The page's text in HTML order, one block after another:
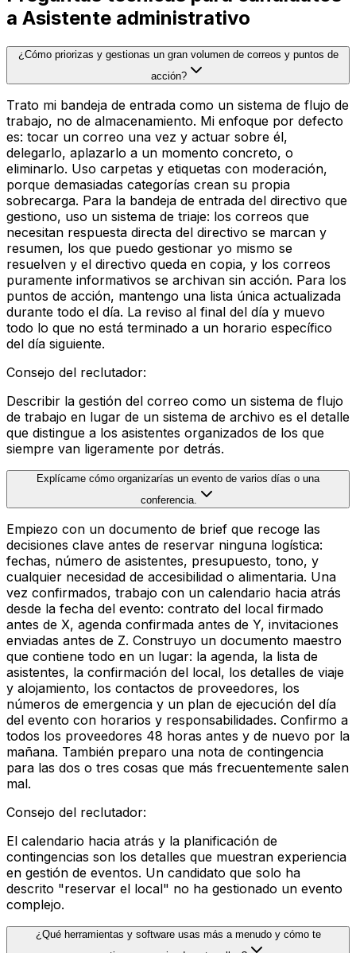
a Asistente administrativo
¿Cómo priorizas y gestionas un gran volumen de correos y puntos de
acción?
Trato mi bandeja de entrada como un sistema de flujo de
trabajo, no de almacenamiento. Mi enfoque por defecto
es: tocar un correo una vez y actuar sobre él,
delegarlo, aplazarlo a un momento concreto, o
eliminarlo. Uso carpetas y etiquetas con moderación,
porque demasiadas categorías crean su propia
sobrecarga. Para la bandeja de entrada del directivo que
gestiono, uso un sistema de triaje: los correos que
necesitan respuesta directa del directivo se marcan y
resumen, los que puedo gestionar yo mismo se
resuelven y el directivo queda en copia, y los correos
puramente informativos se archivan sin acción. Para los
puntos de acción, mantengo una lista única actualizada
durante todo el día. La reviso al final del día y muevo
todo lo que no está terminado a un horario específico
del día siguiente.
Consejo del reclutador:
Describir la gestión del correo como un sistema de flujo
de trabajo en lugar de un sistema de archivo es el detalle
que distingue a los asistentes organizados de los que
siempre van ligeramente por detrás.
Explícame cómo organizarías un evento de varios días o una
conferencia.
Empiezo con un documento de brief que recoge las
decisiones clave antes de reservar ninguna logística:
fechas, número de asistentes, presupuesto, tono, y
cualquier necesidad de accesibilidad o alimentaria. Una
vez confirmados, trabajo con un calendario hacia atrás
desde la fecha del evento: contrato del local firmado
antes de X, agenda confirmada antes de Y, invitaciones
enviadas antes de Z. Construyo un documento maestro
que contiene todo en un lugar: la agenda, la lista de
asistentes, la confirmación del local, los detalles de viaje
y alojamiento, los contactos de proveedores, los
números de emergencia y un plan de ejecución del día
del evento con horarios y responsabilidades. Confirmo a
todos los proveedores 48 horas antes y de nuevo por la
mañana. También preparo una nota de contingencia
para las dos o tres cosas que más frecuentemente salen
mal.
Consejo del reclutador:
El calendario hacia atrás y la planificación de
contingencias son los detalles que muestran experiencia
en gestión de eventos. Un candidato que solo ha
descrito "reservar el local" no ha gestionado un evento
complejo.
¿Qué herramientas y software usas más a menudo y cómo te